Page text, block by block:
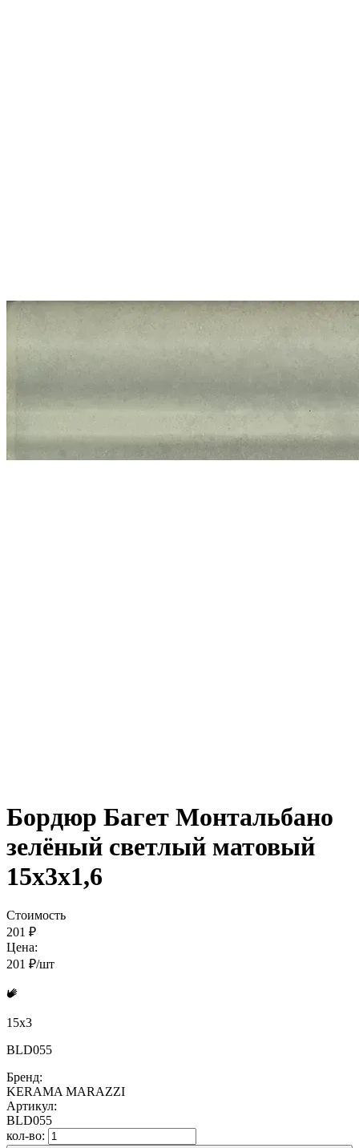
Бордюр Багет Монтальбано
зелёный светлый матовый
15x3x1,6
Стоимость
201 ₽
Цена:
201 ₽/шт
15x3
BLD055
Бренд:
KERAMA MARAZZI
Артикул:
BLD055
кол-во: